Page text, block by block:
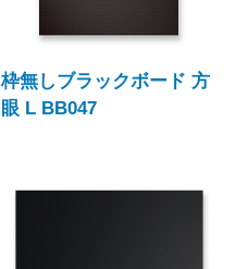
枠無しブラックボード 方
眼 L BB047